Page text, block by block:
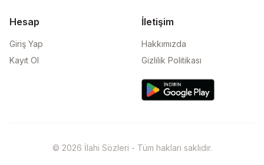
Hesap
Giriş Yap
Kayıt Ol
İletişim
Hakkımızda
Gizlilik Politikası
© 2026 İlahi Sözleri - Tüm hakları saklıdır.